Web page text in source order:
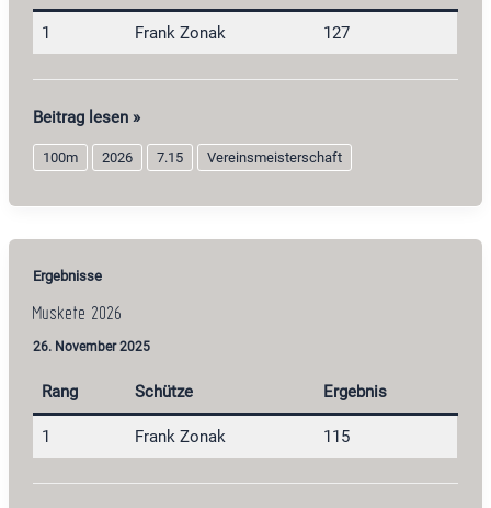
1 Frank Zonak 127
Perkussionsfreigewehr
2026
Beitrag lesen »
100m 2026 7.15 Vereinsmeisterschaft
Ergebnisse
Muskete 2026
26. November 2025
Rang Schütze Ergebnis
1 Frank Zonak 115